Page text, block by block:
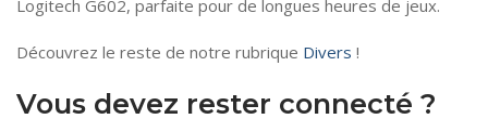
Logitech G602, parfaite pour de longues heures de jeux.
Découvrez le reste de notre rubrique Divers !
Vous devez rester connecté ?